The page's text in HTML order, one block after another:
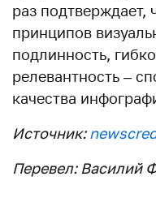
раз подтверждает,
принципов
подлинность,
релевантность –
качества
Источник:
Перевел: Василий